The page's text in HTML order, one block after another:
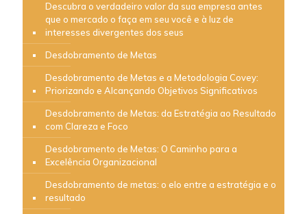
Descubra o verdadeiro valor da sua empresa antes
que o mercado o faça em seu você e à luz de
interesses divergentes dos seus
Desdobramento de Metas
Desdobramento de Metas e a Metodologia Covey:
Priorizando e Alcançando Objetivos Significativos
Desdobramento de Metas: da Estratégia ao Resultado
com Clareza e Foco
Desdobramento de Metas: O Caminho para a
Excelência Organizacional
Desdobramento de metas: o elo entre a estratégia e o
resultado